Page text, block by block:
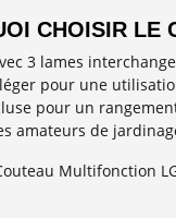
CHOISIR LE
3 lames
pour une
pour un
amateurs de
Multifonction